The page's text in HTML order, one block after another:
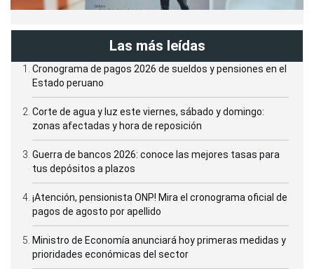
Las más leídas
Cronograma de pagos 2026 de sueldos y pensiones en el
Estado peruano
Corte de agua y luz este viernes, sábado y domingo:
zonas afectadas y hora de reposición
Guerra de bancos 2026: conoce las mejores tasas para
tus depósitos a plazos
¡Atención, pensionista ONP! Mira el cronograma oficial de
pagos de agosto por apellido
Ministro de Economía anunciará hoy primeras medidas y
prioridades económicas del sector